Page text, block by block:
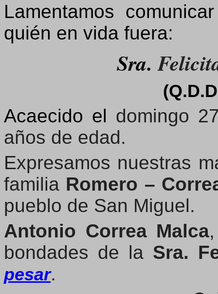
Lamentamos
quién en vida fuera:
Sra.
Acaecido el domingo
años de edad.
Expresamos nuestras
familia Romero –
pueblo de San Miguel.
Antonio Correa Malca
bondades de la Sra.
pesar.